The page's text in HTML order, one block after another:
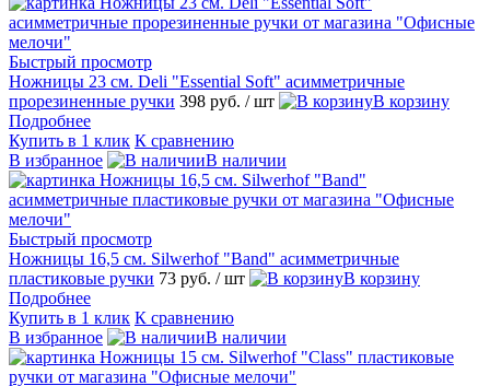
Быстрый просмотр
Ножницы 23 см. Deli "Essential Soft" асимметричные
прорезиненные ручки 398 руб. / шт
В корзину
Подробнее
Купить в 1 клик К сравнению
В избранное
В наличии
Быстрый просмотр
Ножницы 16,5 см. Silwerhof "Band" асимметричные
пластиковые ручки 73 руб. / шт
В корзину
Подробнее
Купить в 1 клик К сравнению
В избранное
В наличии